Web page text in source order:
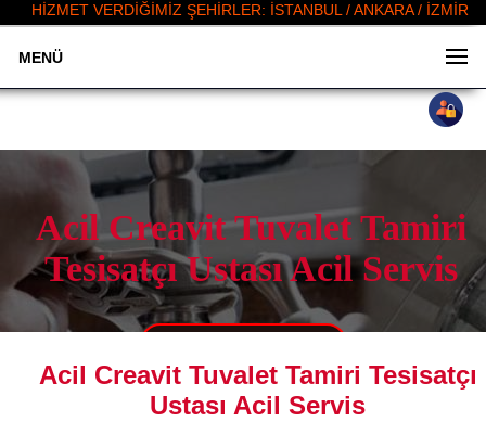
HİZMET VERDİĞİMİZ ŞEHİRLER: İSTANBUL / ANKARA / İZMİR
MENÜ
Acil Creavit Tuvalet Tamiri
Tesisatçı Ustası Acil Servis
Acil Creavit Tuvalet Tamiri Tesisatçı
Ustası Acil Servis